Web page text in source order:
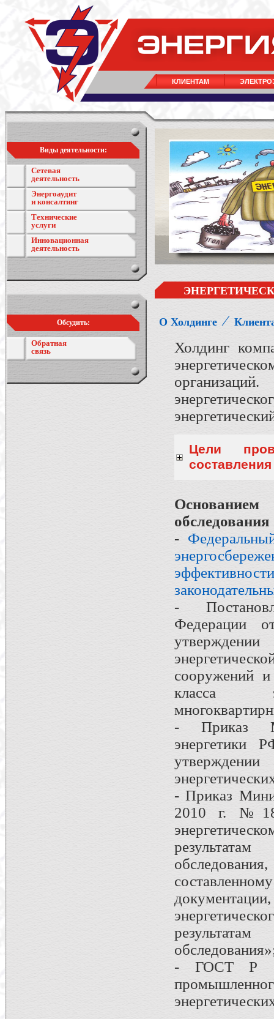
КЛИЕНТАМ
Виды деятельности:
Сетевая
деятельность
Энергоаудит
и консалтинг
Технические
услуги
Инновационная
деятельность
Обсудить:
Обратная
связь
О Холдинге ⁄
Холдинг
Цели
Основанием
обследования
-
-
Федерации
сооружений
класса
- Приказ
- Приказ
2010 г.
- ГОСТ Р